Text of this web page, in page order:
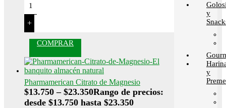
+
COMPRAR
Pharmamerican Citrato de Magnesio
$13.750 – $23.350Rango de precios:
desde $13.750 hasta $23.350
y
y